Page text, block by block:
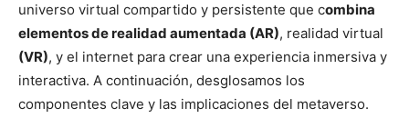
universo virtual compartido y persistente que combina
elementos de realidad aumentada (AR), realidad virtual
(VR), y el internet para crear una experiencia inmersiva y
interactiva. A continuación, desglosamos los
componentes clave y las implicaciones del metaverso.